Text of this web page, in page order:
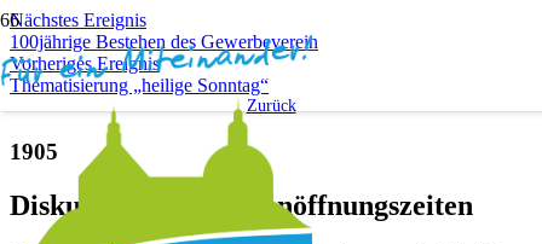
Nächstes Ereignis
100jährige Bestehen des Gewerbeverein
Vorheriges Ereignis
Thematisierung „heilige Sonntag“
Zurück
1905
Diskussion über Ladenöffnungszeiten